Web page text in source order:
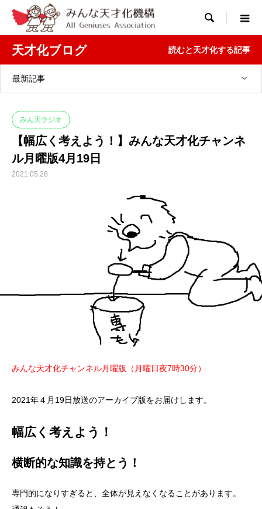

天才化ブログ 読むと天才化する記事
最新記事
みん天ラジオ
【幅広く考えよう！】みんな天才化チャンネ
ル月曜版4月19日
2021.05.28
みんな天才化チャンネル月曜版（月曜日夜7時30分）
2021年４月19日放送のアーカイブ版をお届けします。
幅広く考えよう！
横断的な知識を持とう！
専門的になりすぎると、全体が見えなくなることがあります。